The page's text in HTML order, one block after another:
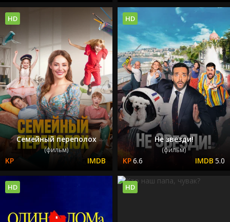
Семейный переполох
(фильм)
HD
Не звезди!
(фильм)
6.6 5.0
HD
HD HD